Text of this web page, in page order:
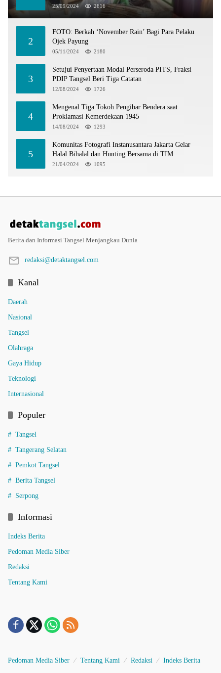
25/09/2024 2616
2
FOTO: Berkah ‘November Rain’ Bagi Para Pelaku
Ojek Payung
05/11/2024 2180
3
Setujui Penyertaan Modal Perseroda PITS, Fraksi
PDIP Tangsel Beri Tiga Catatan
12/08/2024 1726
4
Mengenal Tiga Tokoh Pengibar Bendera saat
Proklamasi Kemerdekaan 1945
14/08/2024 1293
5
Komunitas Fotografi Instanusantara Jakarta Gelar
Halal Bihalal dan Hunting Bersama di TIM
21/04/2024 1095
Berita dan Informasi Tangsel Menjangkau Dunia
redaksi@detaktangsel.com
Kanal
Daerah
Nasional
Tangsel
Olahraga
Gaya Hidup
Teknologi
Internasional
Populer
Tangsel
Tangerang Selatan
Pemkot Tangsel
Berita Tangsel
Serpong
Informasi
Indeks Berita
Pedoman Media Siber
Redaksi
Tentang Kami
Pedoman Media Siber Tentang Kami Redaksi Indeks Berita